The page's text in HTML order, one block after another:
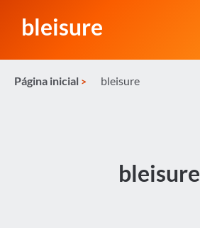
bleisure
Página inicial bleisure
bleisure